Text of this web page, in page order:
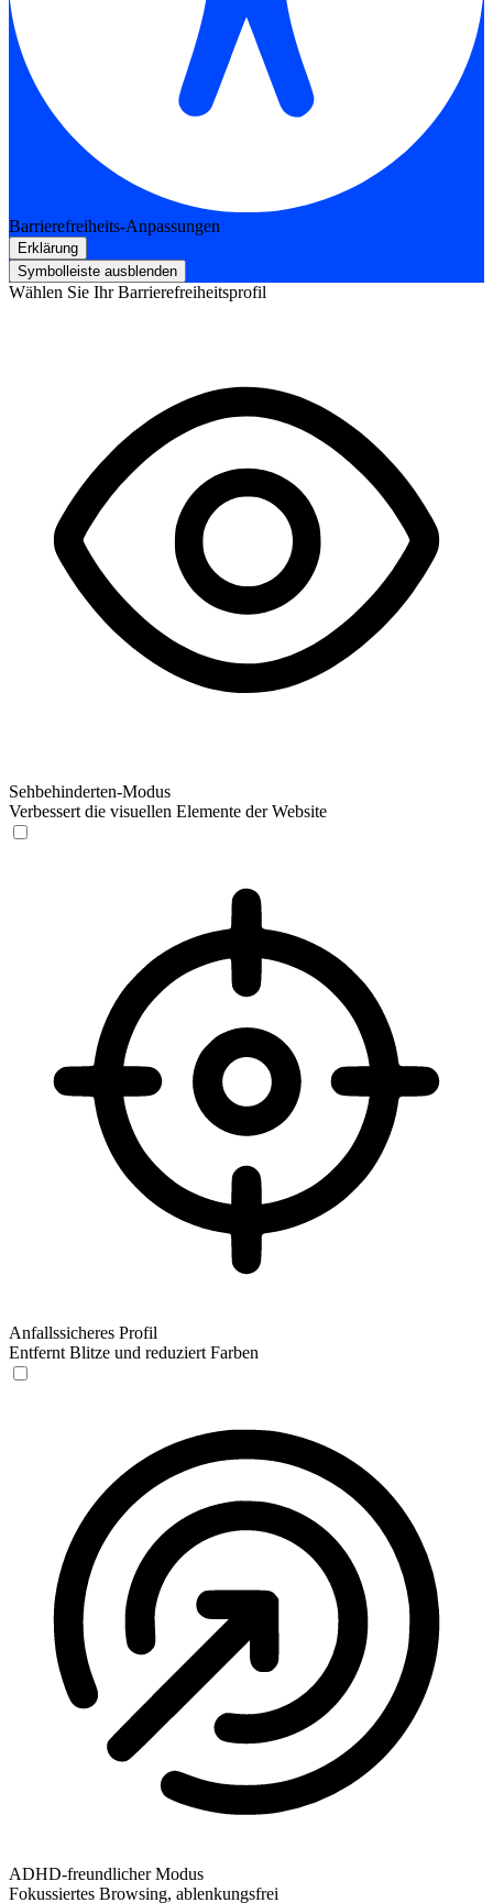
Barrierefreiheits-Anpassungen
Erklärung
Symbolleiste ausblenden
Wählen Sie Ihr Barrierefreiheitsprofil
Sehbehinderten-Modus
Verbessert die visuellen Elemente der Website
Anfallssicheres Profil
Entfernt Blitze und reduziert Farben
ADHD-freundlicher Modus
Fokussiertes Browsing, ablenkungsfrei